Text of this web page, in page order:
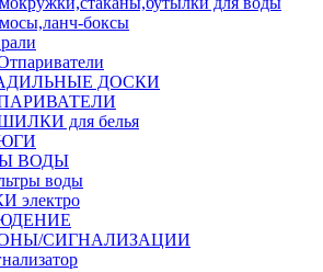
боксы
ДОСКИ
для белья
ВОДЫ
воды
электро
СИГНАЛИЗАЦИИ